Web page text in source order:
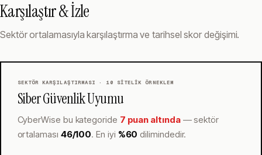
Karşılaştır & İzle
Sektör ortalamasıyla karşılaştırma ve tarihsel skor değişimi.
SEKTÖR KARŞILAŞTIRMASI · 10 SITELIK ÖRNEKLEM
Siber Güvenlik Uyumu
CyberWise bu kategoride 7 puan altında — sektör
ortalaması 46/100. En iyi %60 dilimindedir.